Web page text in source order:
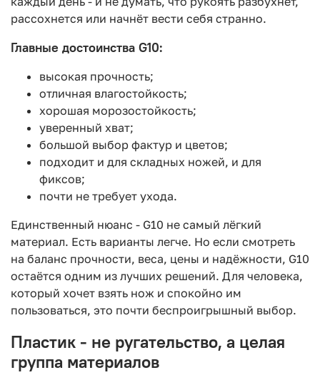
рассохнется или начнёт вести себя странно.
Главные достоинства G10:
высокая прочность;
отличная влагостойкость;
хорошая морозостойкость;
уверенный хват;
большой выбор фактур и цветов;
подходит и для складных ножей, и для
фиксов;
почти не требует ухода.
Единственный нюанс - G10 не самый лёгкий
материал. Есть варианты легче. Но если смотреть
на баланс прочности, веса, цены и надёжности, G10
остаётся одним из лучших решений. Для человека,
который хочет взять нож и спокойно им
пользоваться, это почти беспроигрышный выбор.
Пластик - не ругательство, а целая
группа материалов